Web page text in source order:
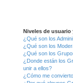
Niveles de usuario
¿Qué son los
¿Qué son los
¿Qué son los
¿Donde están los
unir a ellos?
¿Cómo me